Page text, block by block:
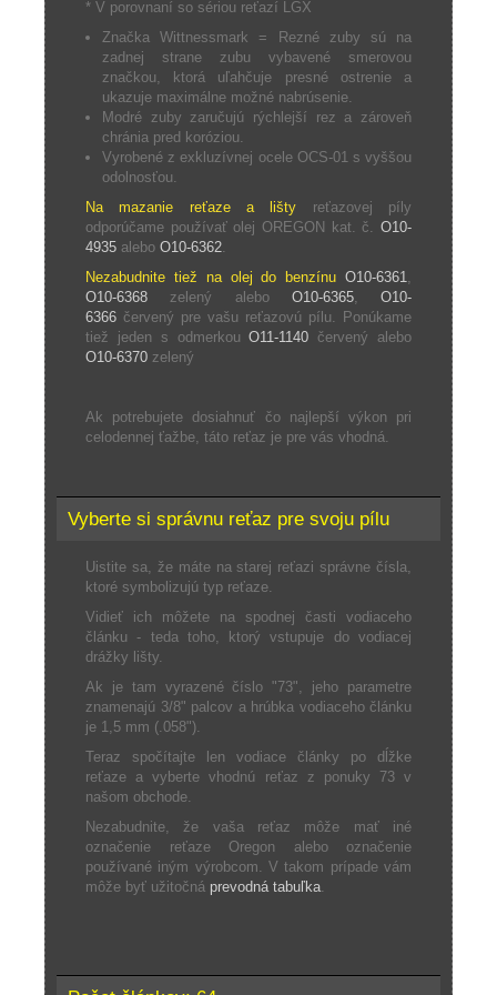
* V porovnaní so sériou reťazí LGX
Značka Wittnessmark = Rezné zuby sú na
zadnej strane zubu vybavené smerovou
značkou, ktorá uľahčuje presné ostrenie a
ukazuje maximálne možné nabrúsenie.
Modré zuby zaručujú rýchlejší rez a zároveň
chránia pred koróziou.
Vyrobené z exkluzívnej ocele OCS-01 s vyššou
odolnosťou.
Na mazanie reťaze a lišty reťazovej píly
odporúčame používať olej OREGON kat. č. O10-
4935 alebo O10-6362
Nezabudnite tiež na olej do benzínu O10-6361
O10-6368 zelený alebo O10-6365, O10-
6366 červený pre vašu reťazovú pílu. Ponúkame
tiež jeden s odmerkouO11-1140 červený alebo
O10-6370 zelený
Ak potrebujete dosiahnuť čo najlepší výkon pri
celodennej ťažbe, táto reťaz je pre vás vhodná.
Vyberte si správnu reťaz pre svoju pílu
Uistite sa, že máte na starej reťazi správne čísla,
ktoré symbolizujú typ reťaze.
Vidieť ich môžete na spodnej časti vodiaceho
článku - teda toho, ktorý vstupuje do vodiacej
drážky lišty.
Ak je tam vyrazené číslo "73", jeho parametre
znamenajú 3/8" palcov a hrúbka vodiaceho článku
je 1,5 mm (.058").
Teraz spočítajte len vodiace články po dĺžke
reťaze a vyberte vhodnú reťaz z ponuky 73 v
našom obchode.
Nezabudnite, že vaša reťaz môže mať iné
označenie reťaze Oregon alebo označenie
používané iným výrobcom. V takom prípade vám
môže byť užitočná prevodná tabuľka